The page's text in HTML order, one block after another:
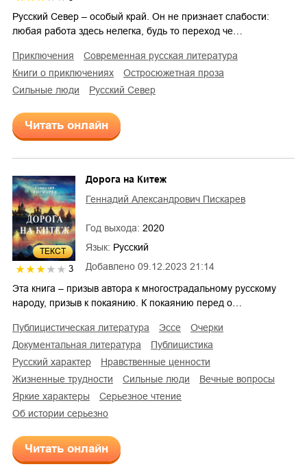
Русский Север – особый край. Он не признает слабости:
любая работа здесь нелегка, будь то переход че…
приключения
современная русская литература
книги о приключениях
остросюжетная проза
сильные люди
Русский Север
Читать онлайн
ТЕКСТ
3 Добавлено 09.12.2023 21:14
Дорога на Китеж
Геннадий Александрович Пискарев
Год выхода: 2020
Язык: Русский
Эта книга – призыв автора к многострадальному русскому
народу, призыв к покаянию. К покаянию перед о…
публицистическая литература эссе
очерки
документальная литература
публицистика
русский характер
нравственные ценности
жизненные трудности
сильные люди
вечные вопросы
яркие характеры
серьезное чтение
об истории серьезно
Читать онлайн